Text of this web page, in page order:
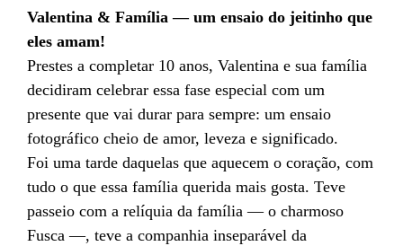
Valentina & Família — um ensaio do jeitinho que
eles amam!
Prestes a completar 10 anos, Valentina e sua família
decidiram celebrar essa fase especial com um
presente que vai durar para sempre: um ensaio
fotográfico cheio de amor, leveza e significado.
Foi uma tarde daquelas que aquecem o coração, com
tudo o que essa família querida mais gosta. Teve
passeio com a relíquia da família — o charmoso
Fusca —, teve a companhia inseparável da